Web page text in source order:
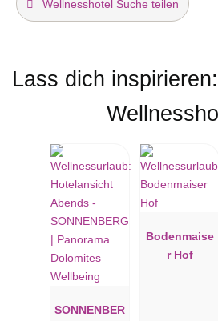
Wellnesshotel Suche teilen
Lass dich
SONNENBER
Bodenmaise
r Hof